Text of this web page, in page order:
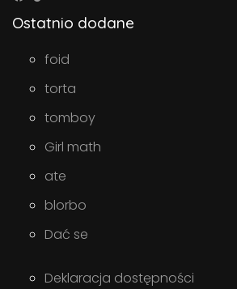
Ostatnio dodane
foid
torta
tomboy
Girl math
ate
blorbo
Dać se
Deklaracja dostępności